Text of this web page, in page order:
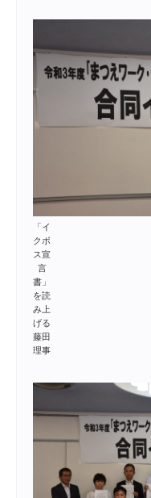
「イ
クボ
ス宣
言
書」
を読
み上
げる
藤田
理事